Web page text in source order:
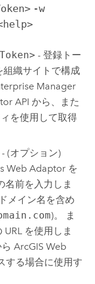
-w
- 登録トー
組織サイトで構成
Manager
API から、また
を使用して取得
- (オプション)
Web Adaptor を
名前を入力しま
メイン名を含め
)。 ま
を使用しま
ArcGIS Web
する場合に使用す